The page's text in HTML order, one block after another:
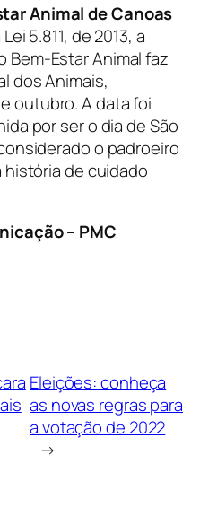
Animal de Canoas
5.811, de 2013, a
Bem-Estar Animal faz
dos Animais,
outubro. A data foi
por ser o dia de São
o padroeiro
história de cuidado
– PMC
Eleições: conheça
as novas regras para
a votação de 2022
→